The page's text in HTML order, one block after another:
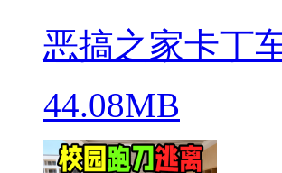
恶搞之家卡丁
44.08MB